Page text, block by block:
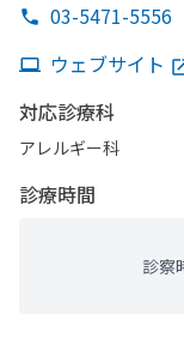
03-5471-5556
ウェブサイト
対応診療科
アレルギー科
診療時間
診察